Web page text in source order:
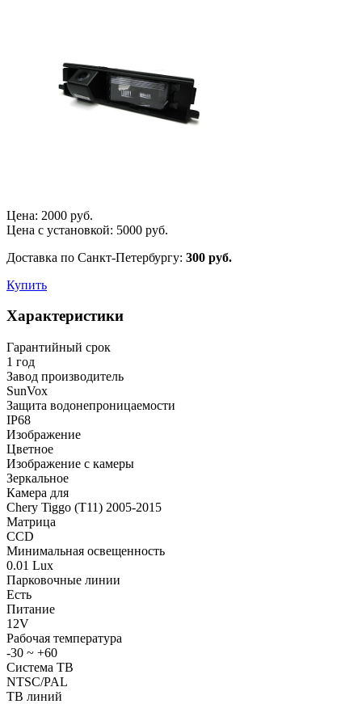
Цена: 2000 руб.
Цена с установкой: 5000 руб.
Доставка по Санкт-Петербургу: 300 руб.
Купить
Характеристики
Гарантийный срок
1 год
Завод производитель
SunVox
Защита водонепроницаемости
IP68
Изображение
Цветное
Изображение с камеры
Зеркальное
Камера для
Chery Tiggo (T11) 2005-2015
Матрица
CCD
Минимальная освещенность
0.01 Lux
Парковочные линии
Есть
Питание
12V
Рабочая температура
-30 ~ +60
Система ТВ
NTSC/PAL
ТВ линий